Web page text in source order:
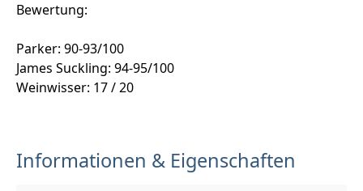
Bewertung:
Parker: 90-93/100
James Suckling: 94-95/100
Weinwisser: 17 / 20
Informationen & Eigenschaften